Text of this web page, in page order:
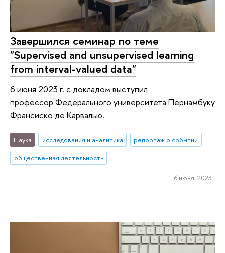
Завершился семинар по теме
"Supervised and unsupervised learning
from interval-valued data"
6 июня 2023 г. с докладом выступил
профессор Федерального университета Пернамбуку
Франсиско де Карвалью.
Наука исследования и аналитика
репортаж о событии
общественная деятельность
6 июня 2023